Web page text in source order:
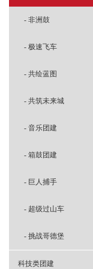
- 冰壶团建
- 攻防箭团建
- 扎筏泅渡
- 三国争霸
- 非洲鼓
- 极速飞车
- 共绘蓝图
- 共筑未来城
- 音乐团建
- 箱鼓团建
- 巨人捕手
- 超级过山车
- 挑战哥德堡
科技类团建